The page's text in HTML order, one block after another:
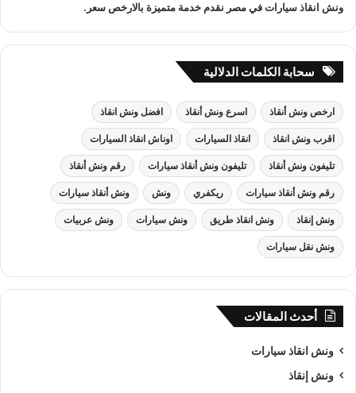
ونش انقاذ سياراتفي مصر نقدم خدمة متميزة بالارخص سعر.
سحابة الكلمات الدلالية
ارخص ونش أنقاذ اسرع ونش أنقاذ افضل ونش انقاذ
اقرب ونش انقاذ انقاذ السيارات اوناش انقاذ السيارات
تليفون ونش أنقاذ تليفون ونش أنقاذ سيارات رقم ونش أنقاذ
رقم ونش أنقاذ سيارات ريكفري ونش ونش أنقاذ سيارات
ونش إنقاذ ونش انقاذ طريق ونش سيارات ونش عربيات
ونش نقل سيارات
أحدث المقالات
ونش انقاذ سيارات
ونش إنقاذ